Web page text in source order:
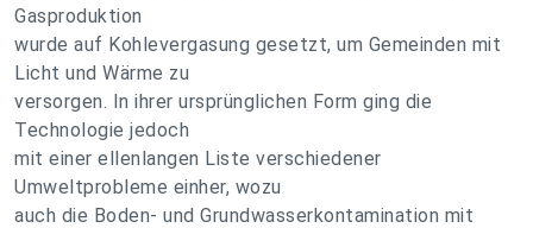
Gasproduktion
wurde auf Kohlevergasung gesetzt, um Gemeinden mit
Licht und Wärme zu
versorgen. In ihrer ursprünglichen Form ging die
Technologie jedoch
mit einer ellenlangen Liste verschiedener
Umweltprobleme einher, wozu
auch die Boden- und Grundwasserkontamination mit